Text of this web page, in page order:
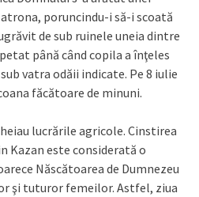
poruncindu-i să-i scoată
de sub ruinele uneia dintre
până când copila a înţeles
vatra odăii indicate. Pe 8 iulie
făcătoare de minuni.
lucrările agricole. Cinstirea
Kazan este considerată o
Născătoarea de Dumnezeu
şi tuturor femeilor. Astfel, ziua